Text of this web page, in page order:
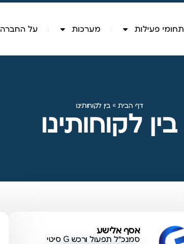
תחומי פעילות מערכות על החברה
דף הבית» בין לקוחותינו
בין לקוחותינו
אסף אלישע
סמנכ"ל תפעול ורכש G סיטי